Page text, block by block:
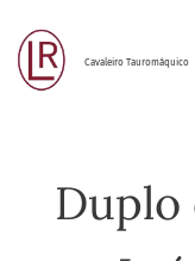
Cavaleiro Tauromáquico
Duplo